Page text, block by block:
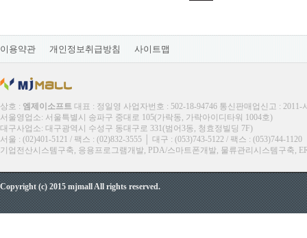
이용약관 개인정보취급방침 사이트맵
상호 : 엠제이소프트 대표 : 정일영 사업자번호 : 502-18-94746 통신판매업신고 : 2011-
서울영업소: 서울특별시 송파구 중대로 105(가락동, 가락아이디타워 1004호)
대구사업소: 대구광역시 수성구 동대구로 331(범어3동, 청효정빌딩 7F)
서울 : (02)401-5121 / 팩스 : (02)832-3555 │ 대구 : (053)743-5122 / 팩스 : (053)744-1120
기업전산시스템구축, 응용프로그램개발, PDA/스마트폰개발, 물류관리시스템구축,
Copyright (c) 2015 mjmall All rights reserved.